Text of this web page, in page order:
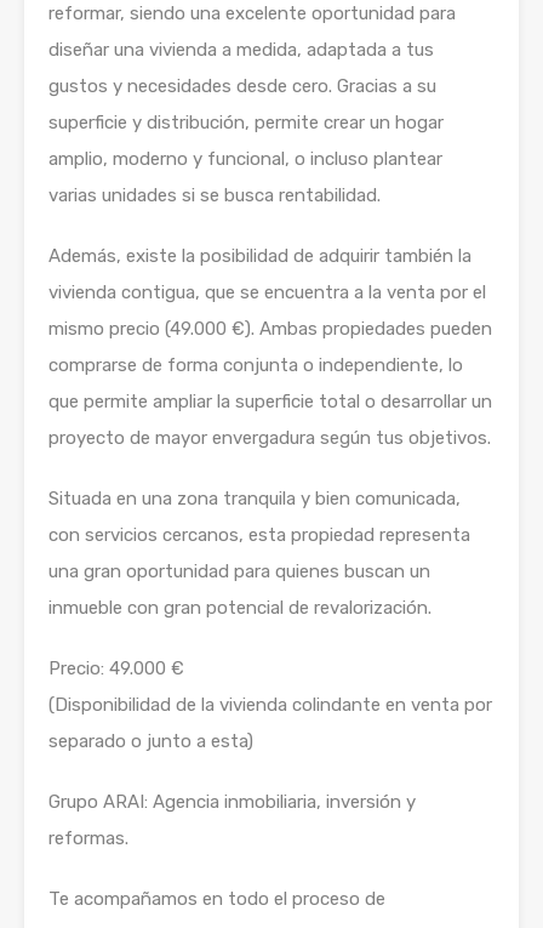
reformar, siendo una excelente oportunidad para
diseñar una vivienda a medida, adaptada a tus
gustos y necesidades desde cero. Gracias a su
superficie y distribución, permite crear un hogar
amplio, moderno y funcional, o incluso plantear
varias unidades si se busca rentabilidad.
Además, existe la posibilidad de adquirir también la
vivienda contigua, que se encuentra a la venta por el
mismo precio (49.000 €). Ambas propiedades pueden
comprarse de forma conjunta o independiente, lo
que permite ampliar la superficie total o desarrollar un
proyecto de mayor envergadura según tus objetivos.
Situada en una zona tranquila y bien comunicada,
con servicios cercanos, esta propiedad representa
una gran oportunidad para quienes buscan un
inmueble con gran potencial de revalorización.
Precio: 49.000 €
(Disponibilidad de la vivienda colindante en venta por
separado o junto a esta)
Grupo ARAI: Agencia inmobiliaria, inversión y
reformas.
Te acompañamos en todo el proceso de